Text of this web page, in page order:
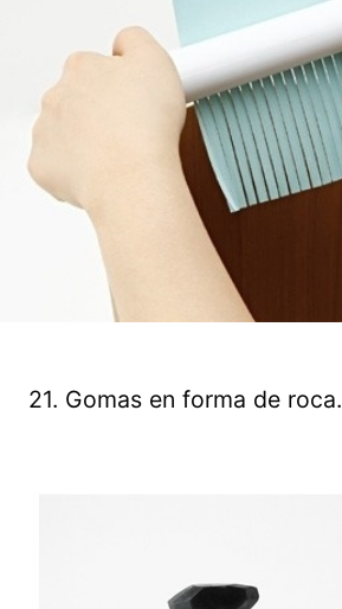
21. Gomas en forma de roca.